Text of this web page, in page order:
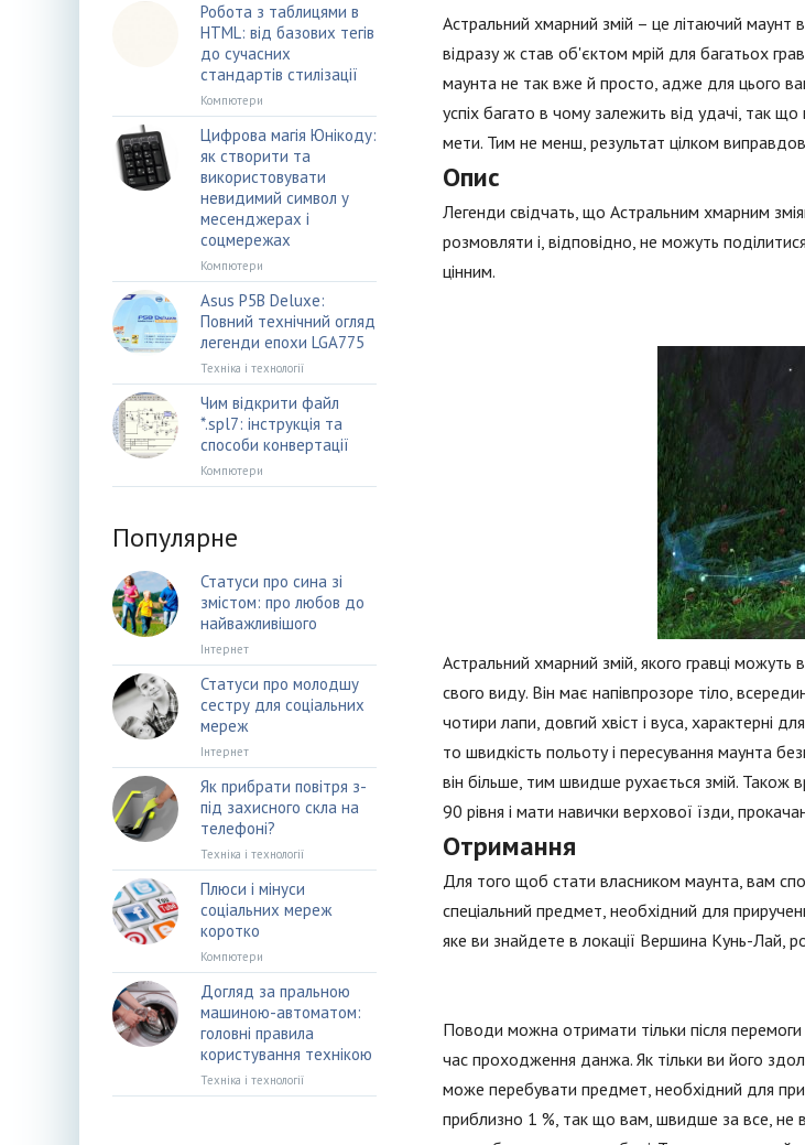
Астральний хмарний змій – це літаючий
відразу ж став об'єктом мрій для багатьох
маунта не так вже й просто, адже для цього
успіх багато в чому залежить від удачі, так
мети. Тим не менш, результат цілком
Опис
Легенди свідчать, що Астральним хмарним
розмовляти і, відповідно, не можуть
цінним.
Астральний хмарний змій, якого гравці
свого виду. Він має напівпрозоре тіло,
чотири лапи, довгий хвіст і вуса, характерні
то швидкість польоту і пересування маунта
він більше, тим швидше рухається змій.
90 рівня і мати навички верхової їзди,
Отримання
Для того щоб стати власником маунта, вам
спеціальний предмет, необхідний для
яке ви знайдете в локації Вершина Кунь-Лай,
Поводи можна отримати тільки після
час проходження данжа. Як тільки ви його
може перебувати предмет, необхідний для
приблизно 1 %, так що вам, швидше за все, не
Робота з таблицями в
HTML: від базових тегів
до сучасних
стандартів стилізації
Компютери
Цифрова магія Юнікоду:
як створити та
використовувати
невидимий символ у
месенджерах і
соцмережах
Компютери
Asus P5B Deluxe:
Повний технічний огляд
легенди епохи LGA775
Техніка і технології
Чим відкрити файл
*.spl7: інструкція та
способи конвертації
Компютери
Популярне
Статуси про сина зі
змістом: про любов до
найважливішого
Інтернет
Статуси про молодшу
сестру для соціальних
мереж
Інтернет
Як прибрати повітря з-
під захисного скла на
телефоні?
Техніка і технології
Плюси і мінуси
соціальних мереж
коротко
Компютери
Догляд за пральною
машиною-автоматом:
головні правила
користування технікою
Техніка і технології